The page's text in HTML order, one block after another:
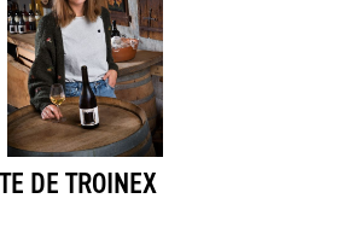
DE TROINEX